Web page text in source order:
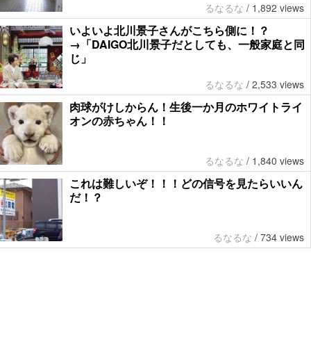
るなるな / 1,892 views
いよいよ北川景子さんがこちら側に！？
→「DAIGO北川景子だとしても、一般家庭と同
じ」
るなるな / 2,533 views
肉球がけしからん！生後一か月のホワイトライ
オンの赤ちゃん！！
るなるな / 1,840 views
これは難しいぞ！！！どの信号を見たらいいん
だ！？
るなるな / 734 views